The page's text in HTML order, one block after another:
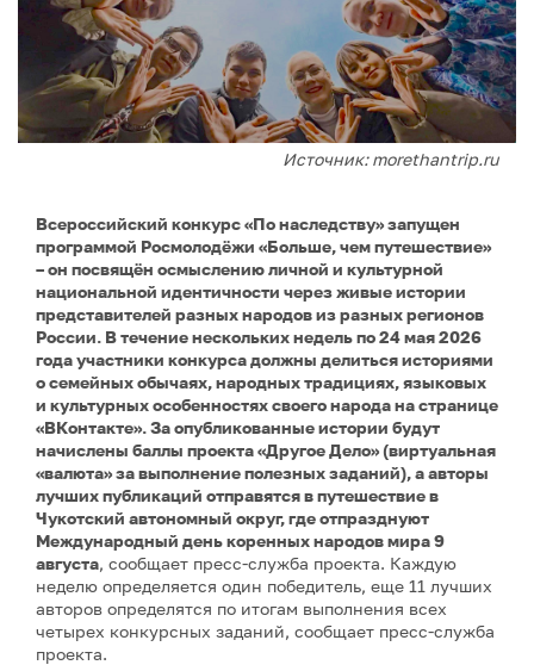
Источник: morethantrip.ru
Всероссийский конкурс «По наследству» запущен
программой Росмолодёжи «Больше, чем путешествие»
– он посвящён осмыслению личной и культурной
национальной идентичности через живые истории
представителей разных народов из разных регионов
России. В течение нескольких недель по 24 мая 2026
года участники конкурса должны делиться историями
о семейных обычаях, народных традициях, языковых
и культурных особенностях своего народа на странице
«ВКонтакте». За опубликованные истории будут
начислены баллы проекта «Другое Дело» (виртуальная
«валюта» за выполнение полезных заданий), а авторы
лучших публикаций отправятся в путешествие в
Чукотский автономный округ, где отпразднуют
Международный день коренных народов мира 9
августа, сообщает пресс-служба проекта. Каждую
неделю определяется один победитель, еще 11 лучших
авторов определятся по итогам выполнения всех
четырех конкурсных заданий, сообщает пресс-служба
проекта.